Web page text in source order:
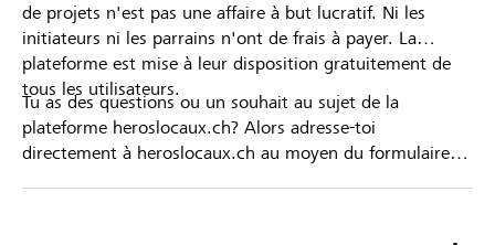
de projets n'est pas une affaire à but lucratif. Ni les
initiateurs ni les parrains n'ont de frais à payer. La
plateforme est mise à leur disposition gratuitement de
tous les utilisateurs.
Tu as des questions ou un souhait au sujet de la
plateforme heroslocaux.ch? Alors adresse-toi
directement à heroslocaux.ch au moyen du formulaire